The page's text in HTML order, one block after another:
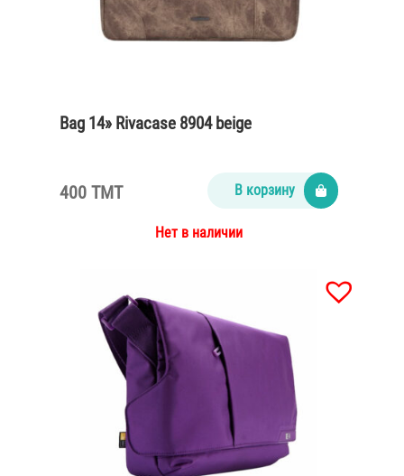
Bag 14» Rivacase 8904 beige
400 TMT В корзину
Нет в наличии